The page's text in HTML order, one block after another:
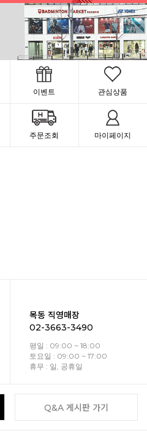
이벤트 관심상품
주문조회 마이페이지
목동 직영매장
02-3663-3490
평일 : 09:00 ~ 18:00
토요일 : 09:00 ~ 17:00
휴무 : 일, 공휴일
Q&A 게시판 가기